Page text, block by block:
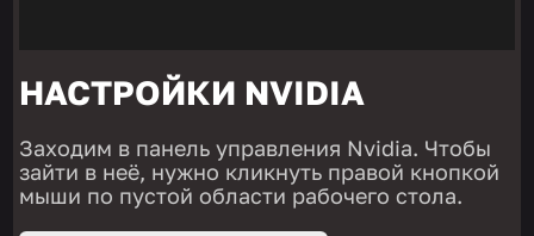
НАСТРОЙКИ NVIDIA
Заходим в панель управления Nvidia. Чтобы
зайти в неё, нужно кликнуть правой кнопкой
мыши по пустой области рабочего стола.